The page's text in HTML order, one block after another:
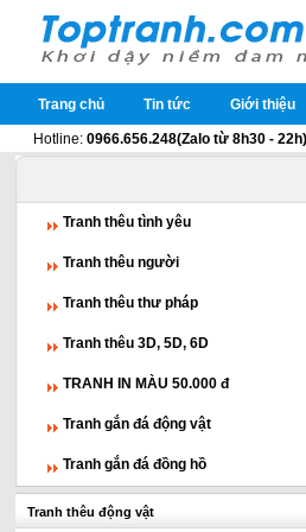
Trang chủ Tin tức Giới thiệu
Hotline:0966.656.248(Zalo từ 8h30 - 22h)
Tranh thêu tình yêu
Tranh thêu người
Tranh thêu thư pháp
Tranh thêu 3D, 5D, 6D
TRANH IN MÀU 50.000 đ
Tranh gắn đá động vật
Tranh gắn đá đồng hồ
Tranh thêu động vật